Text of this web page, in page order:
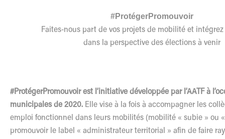
#ProtégerPromouvoir
Faites-nous part de vos projets de mobilité et
dans la perspective des élections à venir
#ProtégerPromouvoir est l’initiative développée par l’AATF à
municipales de 2020. Elle vise à la fois à accompagner les
emploi fonctionnel dans leurs mobilités (mobilité « subie » ou
promouvoir le label « administrateur territorial » afin de faire